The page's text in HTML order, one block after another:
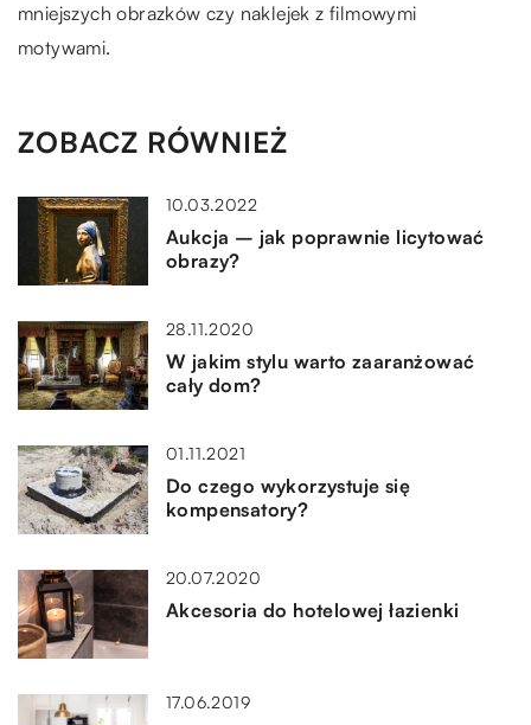
mniejszych obrazków czy naklejek z filmowymi
motywami.
ZOBACZ RÓWNIEŻ
10.03.2022
Aukcja – jak poprawnie licytować
obrazy?
28.11.2020
W jakim stylu warto zaaranżować
cały dom?
01.11.2021
Do czego wykorzystuje się
kompensatory?
20.07.2020
Akcesoria do hotelowej łazienki
17.06.2019